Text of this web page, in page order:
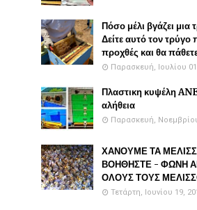
Πόσο μέλι βγάζει μια
Δείτε αυτό τον τρύγο
προχθές και θα
Παρασκευή, Ιουλίου
Πλαστικη κυψέλη
αλήθεια
Παρασκευή,
ΧΑΝΟΥΜΕ ΤΑ
ΒΟΗΘΗΣΤΕ - ΦΩΝΗ
ΟΛΟΥΣ ΤΟΥΣ
Τετάρτη, Ιουνίου 19,